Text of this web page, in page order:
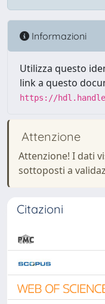
Informazioni
Utilizza questo
link a questo
https://
Attenzione
Attenzione! I dati
sottoposti a
Citazioni